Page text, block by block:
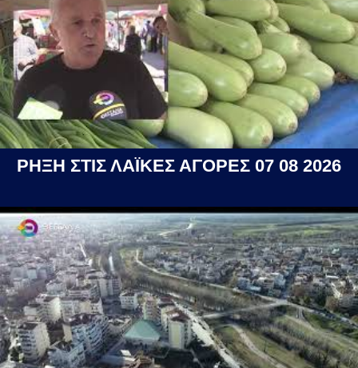
ΡΗΞΗ ΣΤΙΣ ΛΑΪΚΕΣ ΑΓΟΡΕΣ 07 08 2026